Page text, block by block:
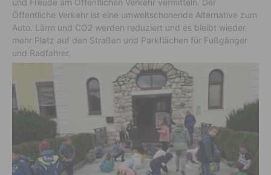
und Freude am Öffentlichen Verkehr vermitteln. Der
Öffentliche Verkehr ist eine umweltschonende Alternative zum
Auto. Lärm und CO2 werden reduziert und es bleibt wieder
mehr Platz auf den Straßen und Parkflächen für Fußgänger
und Radfahrer.